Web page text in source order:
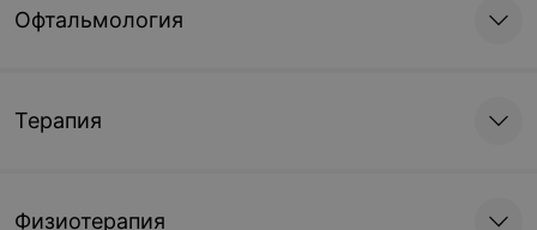
Офтальмология
Терапия
Физиотерапия